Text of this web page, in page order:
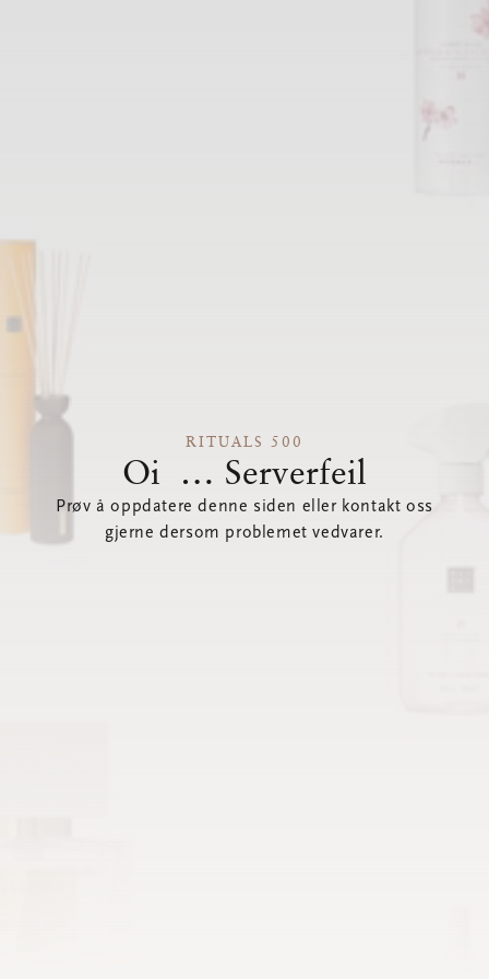
RITUALS 500
Oi … Serverfeil
Prøv å oppdatere denne siden eller kontakt oss
gjerne dersom problemet vedvarer.